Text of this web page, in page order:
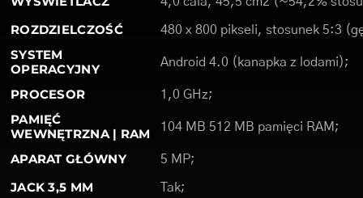
ROZDZIELCZOŚĆ 480 x 800 pikseli, stosunek 5:3
SYSTEM
OPERACYJNY
Android 4.0 (kanapka z lodami);
PROCESOR 1,0 GHz;
PAMIĘĆ
WEWNĘTRZNA | RAM
104 MB 512 MB pamięci RAM;
APARAT GŁÓWNY 5 MP;
JACK 3,5 MM Tak;